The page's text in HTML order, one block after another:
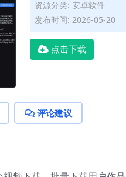
资源分类: 安卓软件
发布时间: 2026-05-20
点击下载
评论建议